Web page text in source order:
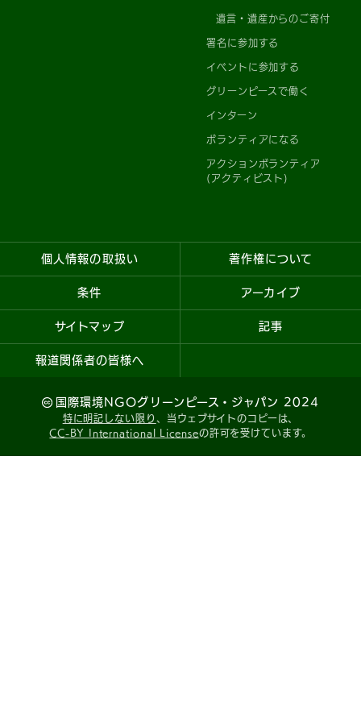
遺言・遺産からのご寄付
署名に参加する
イベントに参加する
グリーンピースで働く
インターン
ボランティアになる
アクションボランティア
(アクティビスト)
個人情報の取扱い 著作権について
条件 アーカイブ
サイトマップ 記事
報道関係者の皆様へ
国際環境NGOグリーンピース・ジャパン 2024
特に明記しない限り 、当ウェブサイトのコピーは、
CC-BY International Licenseの許可を受けています。